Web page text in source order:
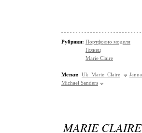
Рубрики: Портфолио модели
Глянец
Marie Claire
Метки: Uk Marie Claire
Michael Sanders
MARIE